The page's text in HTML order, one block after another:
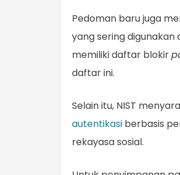
Pedoman baru juga
yang sering digunakan
memiliki daftar blokir
daftar ini.
Selain itu, NIST
autentikasi berbasis
rekayasa sosial.